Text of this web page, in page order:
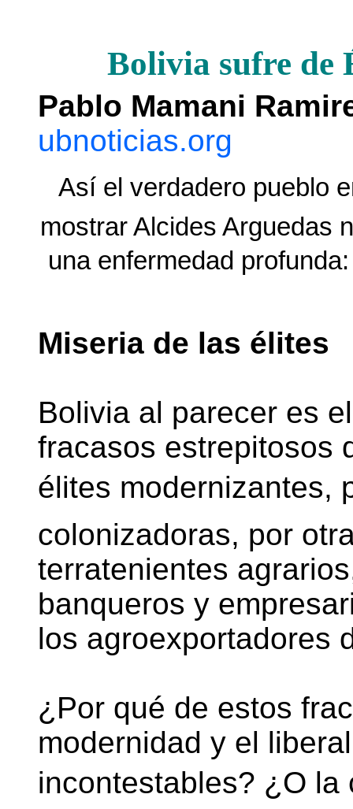
Bolivia sufre de
Pablo Mamani
ubnoticias.org
Así el verdadero pueblo
mostrar Alcides Arguedas
una enfermedad
Miseria de las élites
Bolivia al parecer es
fracasos estrepitosos
élites
colonizadoras, por
terratenientes
banqueros y
los agroexportadores
¿Por qué de estos
modernidad y el
incontestables? ¿O la